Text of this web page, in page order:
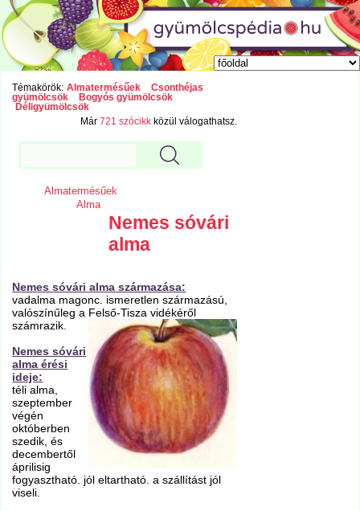
Témakörök: Almatermésűek
Csonthéjas
gyümölcsök
Bogyós gyümölcsök
Déligyümölcsök
Már721 szócikk közül válogathatsz.
Almatermésűek
Alma
Nemes sóvári
alma
Nemes sóvári alma származása:
vadalma magonc. ismeretlen származású,
valószínűleg a Felső-Tisza vidékéről
számrazik.
Nemes sóvári
alma érési
ideje:
téli alma,
szeptember
végén
októberben
szedik, és
decembertől
áprilisig
fogyasztható. jól eltartható. a szállítást jól
viseli.